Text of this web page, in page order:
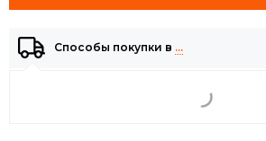
Способы покупки в …